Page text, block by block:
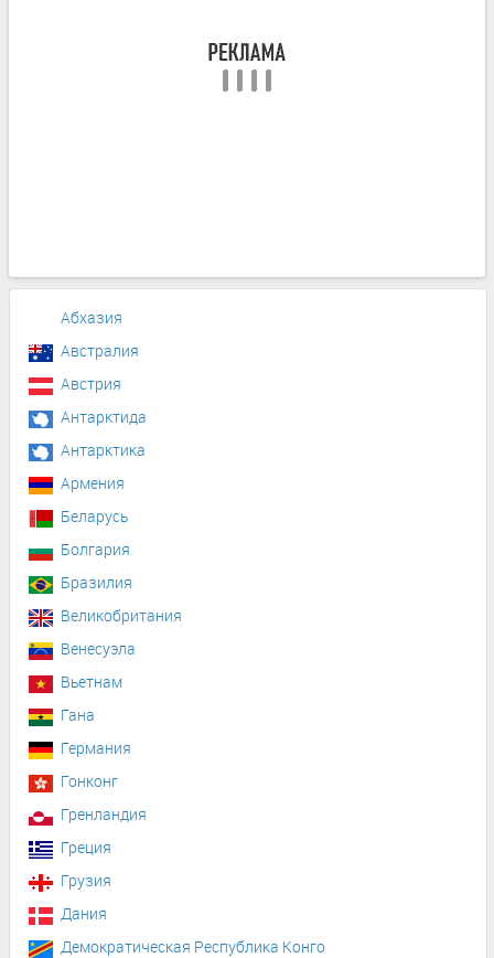
Абхазия
Австралия
Австрия
Антарктида
Антарктика
Армения
Беларусь
Болгария
Бразилия
Великобритания
Венесуэла
Вьетнам
Гана
Германия
Гонконг
Гренландия
Греция
Грузия
Дания
Демократическая Республика Конго